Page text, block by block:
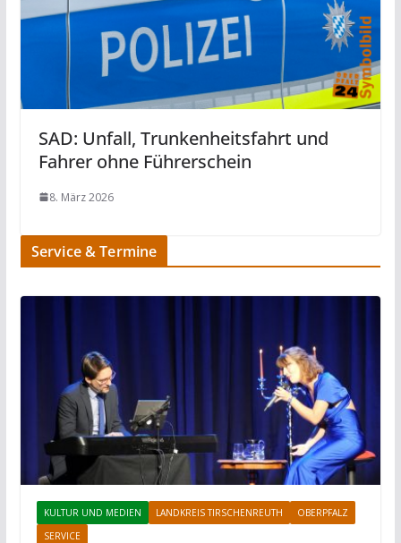
SAD: Unfall, Trunkenheitsfahrt und
Fahrer ohne Führerschein
8. März 2026
Service & Termine
KULTUR UND MEDIEN LANDKREIS TIRSCHENREUTH
OBERPFALZ
SERVICE